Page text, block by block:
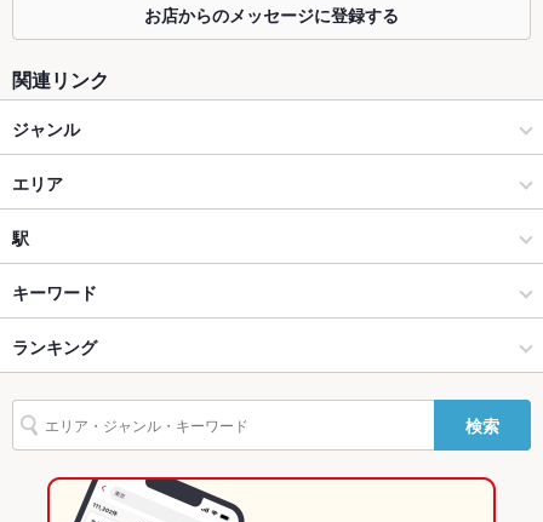
貸切
貸切可 ：30名～。着席68名、立食110名迄OK！【営業時間外
Wi-Fi あり
バリアフリ
ー
なし ：お手伝い致しますので、お声掛け下さい。
TV・プロジ
ェクタ
あり
英語メニュ
あり
お店からのメッセージに登録する
関連リンク
ジャンル
ダイニングバー・バル
洋・和洋・各国料理・その他
長崎市 × ダイニングバー・バル
長崎市 × 洋・和洋・各国料理・その他
思案橋駅 × ダイニングバー・バル
思案橋駅 × 洋・和洋・各国料理・その他
エリア
浜町・中通り
浜町・中通り × ダイニングバー・バル
浜町・中通り × 洋・和洋・各国料理・その他
長崎
長崎 × ダイニングバー・バル
長崎 × 洋・和洋・各国料理・その他
駅
思案橋駅
西浜町駅
浜町アーケード駅
キーワード
からあげ
ランキング
長崎のグルメランキング
長崎のダイニングバー・バルランキング
長崎市のグルメランキング
検索